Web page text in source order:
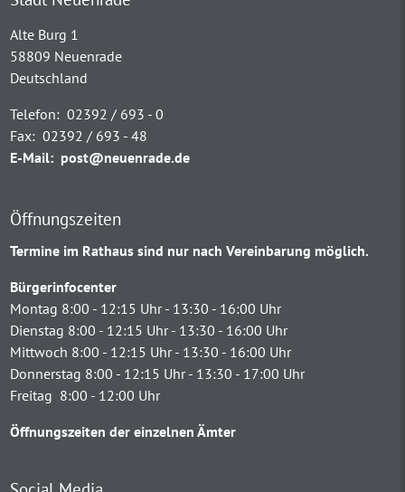
Alte Burg 1
58809 Neuenrade
Deutschland
Telefon: 02392 / 693 - 0
Fax: 02392 / 693 - 48
E-Mail: post@neuenrade.de
Öffnungszeiten
Termine im Rathaus sind nur nach Vereinbarung möglich.
Bürgerinfocenter
Montag 8:00 - 12:15 Uhr - 13:30 - 16:00 Uhr
Dienstag 8:00 - 12:15 Uhr - 13:30 - 16:00 Uhr
Mittwoch 8:00 - 12:15 Uhr - 13:30 - 16:00 Uhr
Donnerstag 8:00 - 12:15 Uhr - 13:30 - 17:00 Uhr
Freitag 8:00 - 12:00 Uhr
Öffnungszeiten der einzelnen Ämter